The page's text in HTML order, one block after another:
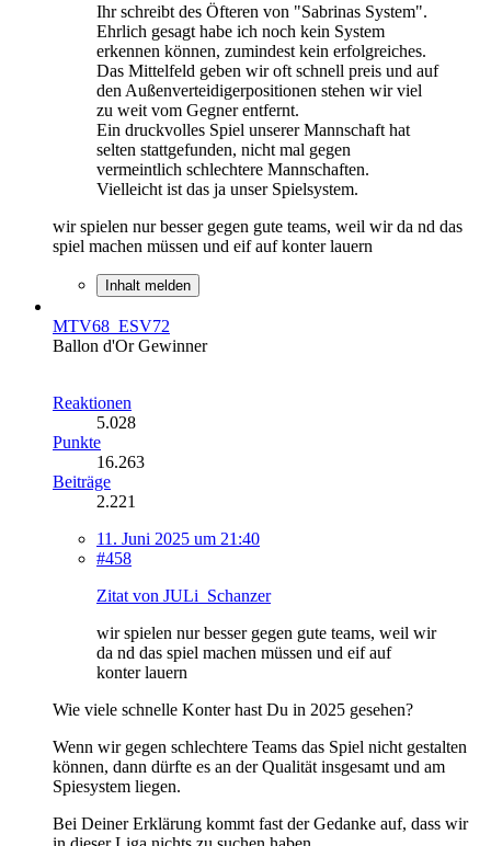
Ihr schreibt des Öfteren von "Sabrinas System".
Ehrlich gesagt habe ich noch kein System
erkennen können, zumindest kein erfolgreiches.
Das Mittelfeld geben wir oft schnell preis und auf
den Außenverteidigerpositionen stehen wir viel
zu weit vom Gegner entfernt.
Ein druckvolles Spiel unserer Mannschaft hat
selten stattgefunden, nicht mal gegen
vermeintlich schlechtere Mannschaften.
Vielleicht ist das ja unser Spielsystem.
wir spielen nur besser gegen gute teams, weil wir da nd das
spiel machen müssen und eif auf konter lauern
Inhalt melden
MTV68_ESV72
Ballon d'Or Gewinner
Reaktionen
5.028
Punkte
16.263
Beiträge
2.221
11. Juni 2025 um 21:40
#458
Zitat von JULi_Schanzer
wir spielen nur besser gegen gute teams, weil wir
da nd das spiel machen müssen und eif auf
konter lauern
Wie viele schnelle Konter hast Du in 2025 gesehen?
Wenn wir gegen schlechtere Teams das Spiel nicht gestalten
können, dann dürfte es an der Qualität insgesamt und am
Spiesystem liegen.
Bei Deiner Erklärung kommt fast der Gedanke auf, dass wir